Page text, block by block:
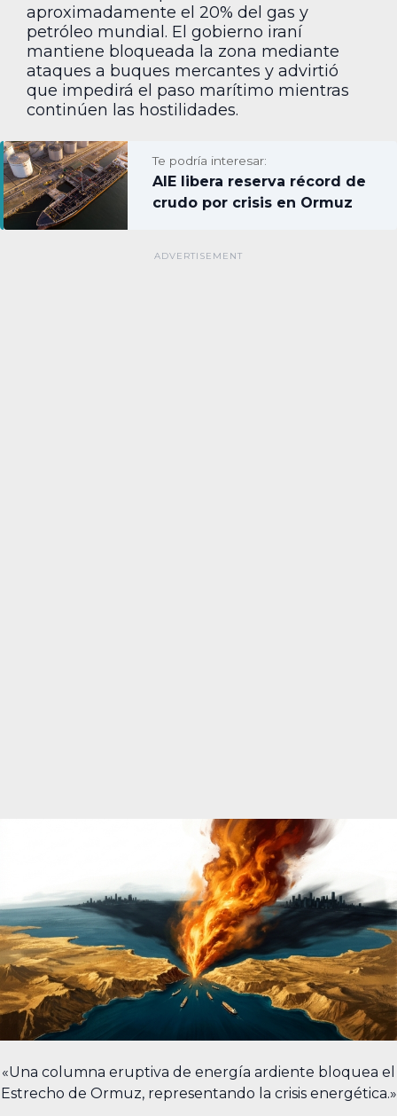
aproximadamente el 20% del gas y
petróleo mundial. El gobierno iraní
mantiene bloqueada la zona mediante
ataques a buques mercantes y advirtió
que impedirá el paso marítimo mientras
continúen las hostilidades.
Te podría interesar:
AIE libera reserva récord de
crudo por crisis en Ormuz
«Una columna eruptiva de energía ardiente bloquea el
Estrecho de Ormuz, representando la crisis energética.»